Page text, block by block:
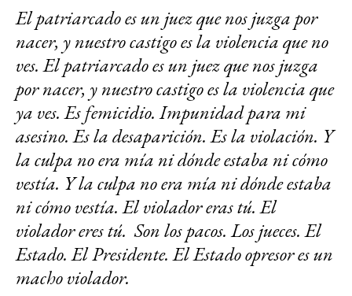
El patriarcado es un juez que nos juzga por
nacer, y nuestro castigo es la violencia que no
ves. El patriarcado es un juez que nos juzga
por nacer, y nuestro castigo es la violencia que
ya ves. Es femicidio. Impunidad para mi
asesino. Es la desaparición. Es la violación. Y
la culpa no era mía ni dónde estaba ni cómo
vestía. Y la culpa no era mía ni dónde estaba
ni cómo vestía. El violador eras tú. El
violador eres tú. Son los pacos. Los jueces. El
Estado. El Presidente. El Estado opresor es un
macho violador.